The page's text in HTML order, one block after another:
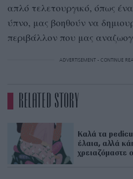
απλό τελετουργικό, όπως
ύπνο, μας βοηθούν να
περιβάλλον που μας
ADVERTISEMENT - CONTINUE
RELATED STORY
Καλά τα
έλαια, αλλά
χρειαζόμαστε